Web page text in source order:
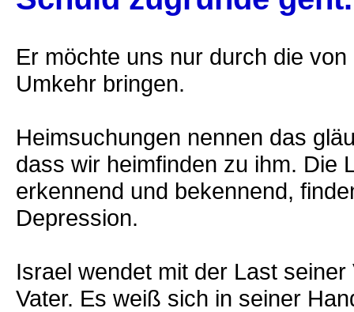
Er möchte uns nur durch die
Umkehr bringen.
Heimsuchungen nennen das
dass wir heimfinden zu ihm. Die
erkennend und bekennend,
Depression.
Israel wendet mit der Last
Vater. Es weiß sich in seiner